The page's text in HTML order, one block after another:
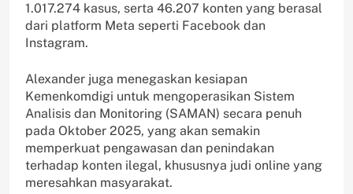
1.017.274 kasus, serta 46.207 konten yang berasal
dari platform Meta seperti Facebook dan
Instagram.
Alexander juga menegaskan kesiapan
Kemenkomdigi untuk mengoperasikan Sistem
Analisis dan Monitoring (SAMAN) secara penuh
pada Oktober 2025, yang akan semakin
memperkuat pengawasan dan penindakan
terhadap konten ilegal, khususnya judi online yang
meresahkan masyarakat.